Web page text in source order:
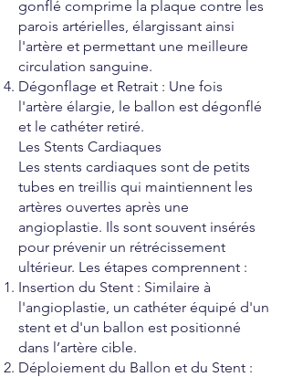
gonflé comprime la plaque contre les
parois artérielles, élargissant ainsi
l'artère et permettant une meilleure
circulation sanguine.
Dégonflage et Retrait : Une fois
l'artère élargie, le ballon est dégonflé
et le cathéter retiré.
Les Stents Cardiaques
Les stents cardiaques sont de petits
tubes en treillis qui maintiennent les
artères ouvertes après une
angioplastie. Ils sont souvent insérés
pour prévenir un rétrécissement
ultérieur. Les étapes comprennent :
Insertion du Stent : Similaire à
l'angioplastie, un cathéter équipé d'un
stent et d'un ballon est positionné
dans l’artère cible.
Déploiement du Ballon et du Stent :